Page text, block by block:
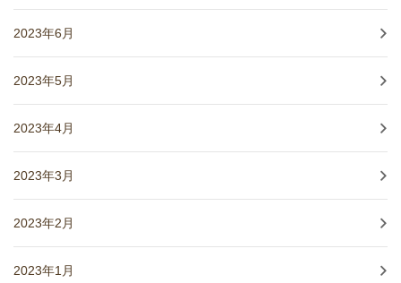
2023年6月
2023年5月
2023年4月
2023年3月
2023年2月
2023年1月